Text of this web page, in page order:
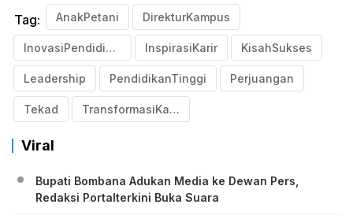
Tag: AnakPetani DirekturKampus
InovasiPendidikan InspirasiKarir KisahSukses
Leadership PendidikanTinggi Perjuangan
Tekad TransformasiKarir
Viral
Bupati Bombana Adukan Media ke Dewan Pers,
Redaksi Portalterkini Buka Suara